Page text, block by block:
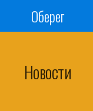
Оберег
Новости